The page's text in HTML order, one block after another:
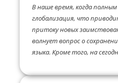
В наше время, когда
глобализация, что
притоку новых
волнует вопрос о
языка. Кроме того, на